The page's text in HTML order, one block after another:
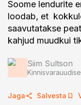
Soome lendurite
loodab, et
saavutatakse
kahjud muudkui
Siim Sultson
Jaga Salvesta